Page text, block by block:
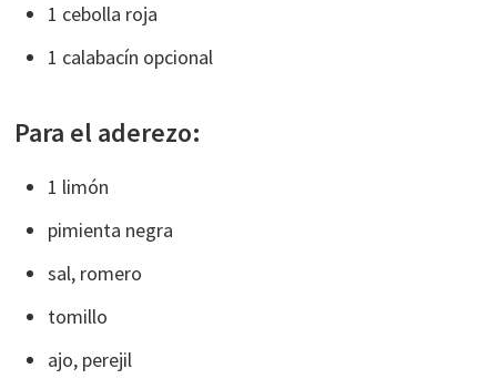
1 cebolla roja
1 calabacín opcional
Para el aderezo:
1 limón
pimienta negra
sal, romero
tomillo
ajo, perejil